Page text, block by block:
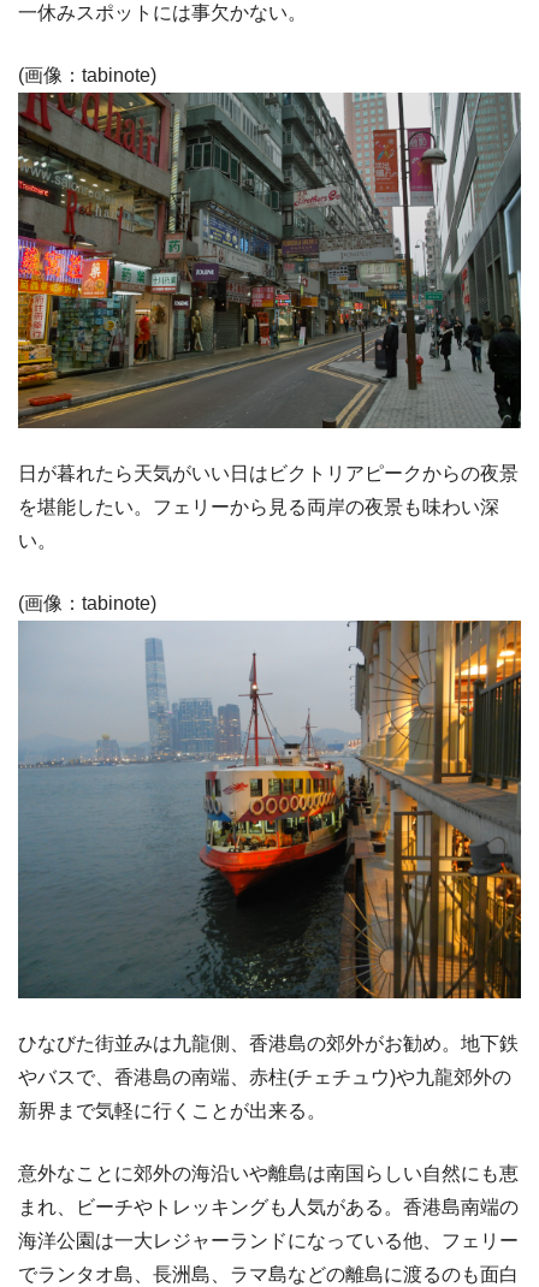
一休みスポットには事欠かない。
(画像：tabinote)
日が暮れたら天気がいい日はビクトリアピークからの夜景
を堪能したい。フェリーから見る両岸の夜景も味わい深
い。
(画像：tabinote)
ひなびた街並みは九龍側、香港島の郊外がお勧め。地下鉄
やバスで、香港島の南端、赤柱(チェチュウ)や九龍郊外の
新界まで気軽に行くことが出来る。
意外なことに郊外の海沿いや離島は南国らしい自然にも恵
まれ、ビーチやトレッキングも人気がある。香港島南端の
海洋公園は一大レジャーランドになっている他、フェリー
でランタオ島、長洲島、ラマ島などの離島に渡るのも面白